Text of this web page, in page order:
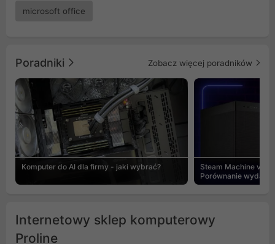
microsoft office
Poradniki Zobacz więcej poradników
Komputer do AI dla firmy - jaki wybrać?
Steam Machine vs
Porównanie
Internetowy sklep komputerowy
Proline